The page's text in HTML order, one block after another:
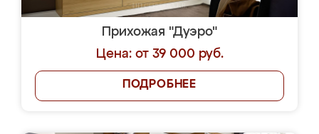
Прихожая "Дуэро"
Цена: от 39 000 руб.
ПОДРОБНЕЕ